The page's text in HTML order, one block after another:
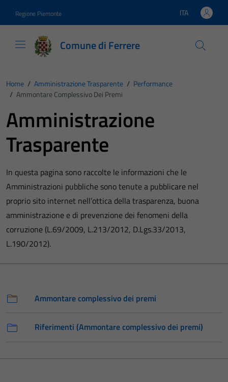
Regione Piemonte Lingua attiva:
ITA
Comune di Ferrere
Home / Amministrazione Trasparente / Performance
/ Ammontare Complessivo Dei Premi
Amministrazione
Trasparente
In questa pagina sono raccolte le informazioni che le
Amministrazioni pubbliche sono tenute a pubblicare nel
proprio sito internet nell’ottica della trasparenza, buona
amministrazione e di prevenzione dei fenomeni della
corruzione (L.69/2009, L.213/2012, D.Lgs.33/2013,
L.190/2012).
Ammontare complessivo dei premi
Riferimenti (Ammontare complessivo dei premi)